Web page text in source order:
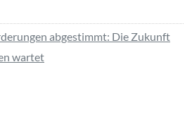
abgestimmt: Die Zukunft
wartet